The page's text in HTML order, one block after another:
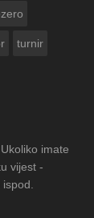
turnir
imate
vijest -